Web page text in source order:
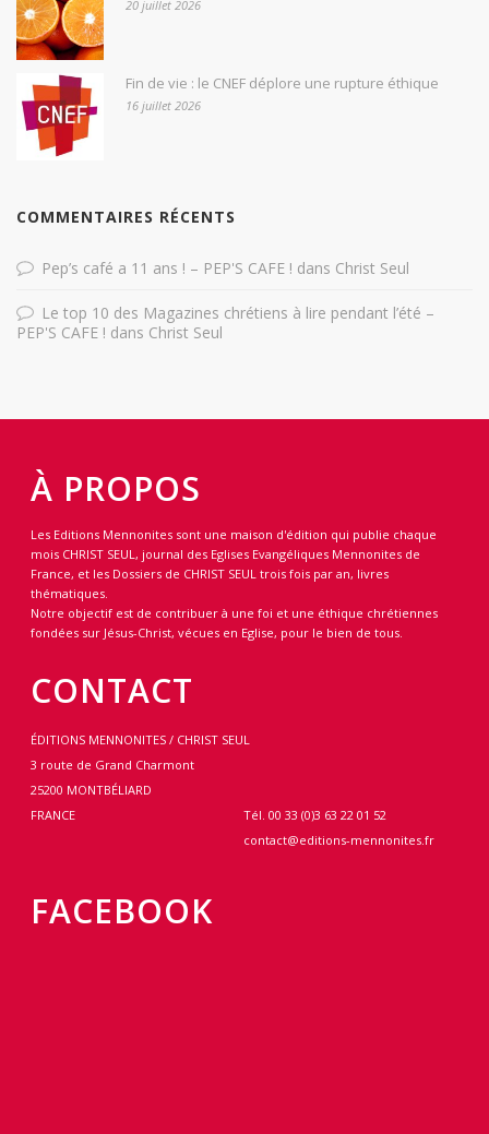
20 juillet 2026
Fin de vie : le CNEF déplore une rupture éthique
16 juillet 2026
COMMENTAIRES RÉCENTS
Pep’s café a 11 ans ! – PEP'S CAFE ! dans Christ Seul
Le top 10 des Magazines chrétiens à lire pendant l’été –
PEP'S CAFE ! dans Christ Seul
À PROPOS
Les Editions Mennonites sont une maison d'édition qui publie chaque
mois CHRIST SEUL, journal des Eglises Evangéliques Mennonites de
France, et les Dossiers de CHRIST SEUL trois fois par an, livres
thématiques.
Notre objectif est de contribuer à une foi et une éthique chrétiennes
fondées sur Jésus-Christ, vécues en Eglise, pour le bien de tous.
CONTACT
ÉDITIONS MENNONITES / CHRIST SEUL
3 route de Grand Charmont
25200 MONTBÉLIARD
FRANCE
Tél. 00 33 (0)3 63 22 01 52
contact@editions-mennonites.fr
FACEBOOK